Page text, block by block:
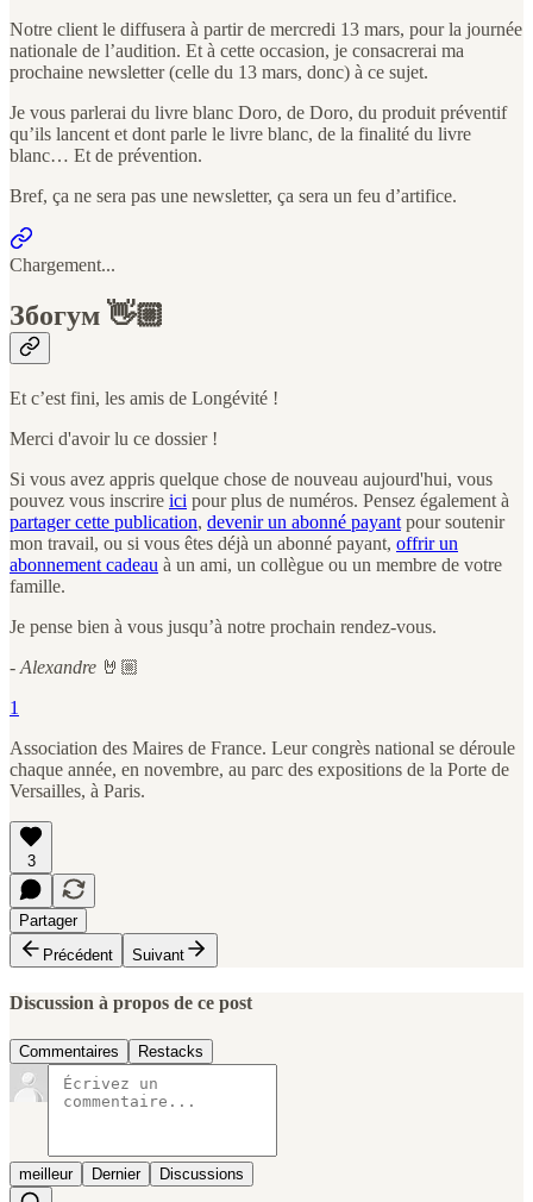
Notre client le diffusera à partir de mercredi 13 mars, pour la journée
nationale de l’audition. Et à cette occasion, je consacrerai ma
prochaine newsletter (celle du 13 mars, donc) à ce sujet.
Je vous parlerai du livre blanc Doro, de Doro, du produit préventif
qu’ils lancent et dont parle le livre blanc, de la finalité du livre
blanc… Et de prévention.
Bref, ça ne sera pas une newsletter, ça sera un feu d’artifice.
Chargement...
Збогум 👋🏼
Et c’est fini, les amis de Longévité !
Merci d'avoir lu ce dossier !
Si vous avez appris quelque chose de nouveau aujourd'hui, vous
pouvez vous inscrire ici pour plus de numéros. Pensez également à
partager cette publication, devenir un abonné payant pour soutenir
mon travail, ou si vous êtes déjà un abonné payant, offrir un
abonnement cadeau à un ami, un collègue ou un membre de votre
famille.
Je pense bien à vous jusqu’à notre prochain rendez-vous.
- Alexandre 🤘🏼
1
Association des Maires de France. Leur congrès national se déroule
chaque année, en novembre, au parc des expositions de la Porte de
Versailles, à Paris.
3
Partager
Précédent
Suivant
Discussion à propos de ce post
Commentaires Restacks
meilleur Dernier Discussions